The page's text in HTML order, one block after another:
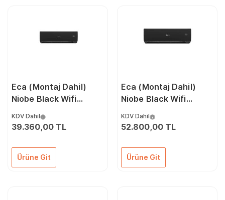
Eca (Montaj Dahil)
Niobe Black Wifi
İnverter Klima
KDV Dahil
39.360,00 TL
Ürüne Git
Eca (Montaj Dahil)
Niobe Black Wifi
İnverter Klima
KDV Dahil
52.800,00 TL
Ürüne Git